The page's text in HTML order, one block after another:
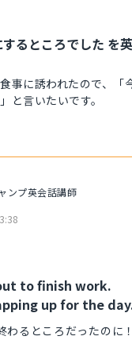
るところでした を
事に誘われたので、「
と言いたいです。
ンプ英会話講師
to finish work.
up for the
わるところだったのに